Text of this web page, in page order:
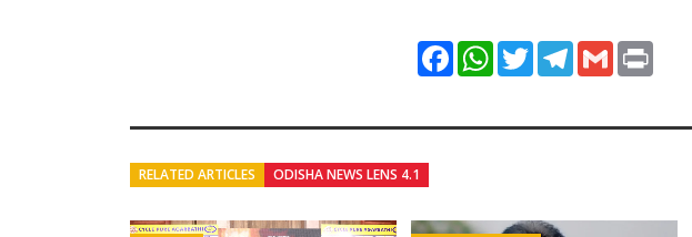
FacebookWhatsApp
TwitterTelegram
Gmail
RELATED ARTICLES ODISHA NEWS LENS 4.1